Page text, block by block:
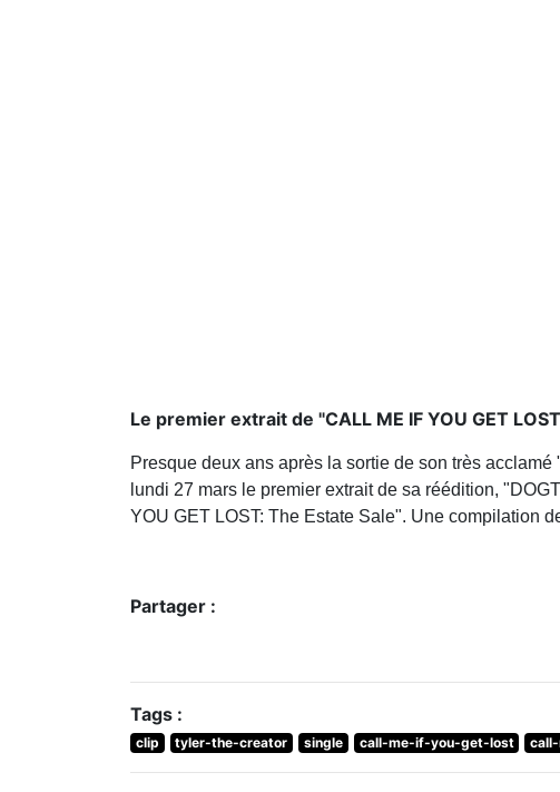
Le premier extrait de "CALL ME IF YOU GET
Presque deux ans après la sortie de son très
lundi 27 mars le premier extrait de sa réédition,
YOU GET LOST: The Estate Sale". Une compilation
Partager :
Tags :
clip tyler-the-creator single call-me-if-you-get-lost